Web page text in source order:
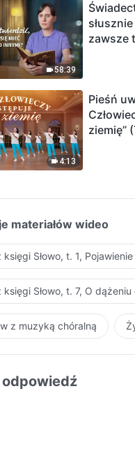
58:39
zawsze
4:13
Pieśń
ziemię”
materiałów wideo
Słowo, t. 1,
księgi Słowo, t. 7, O
z muzyką chóralną